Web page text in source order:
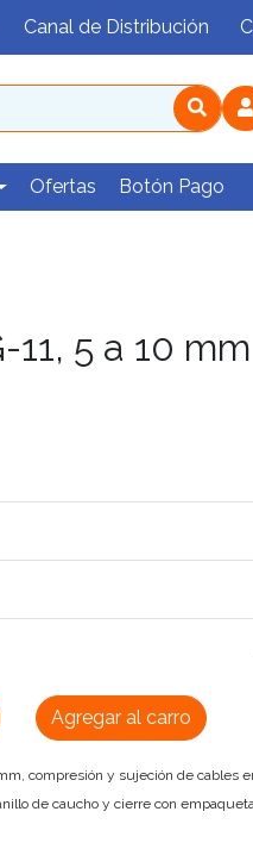
Canal de Distribución
Ofertas Botón Pago
11, 5 a 10 mm
Agregar al carro
compresión y sujeción de cables
de caucho y cierre con